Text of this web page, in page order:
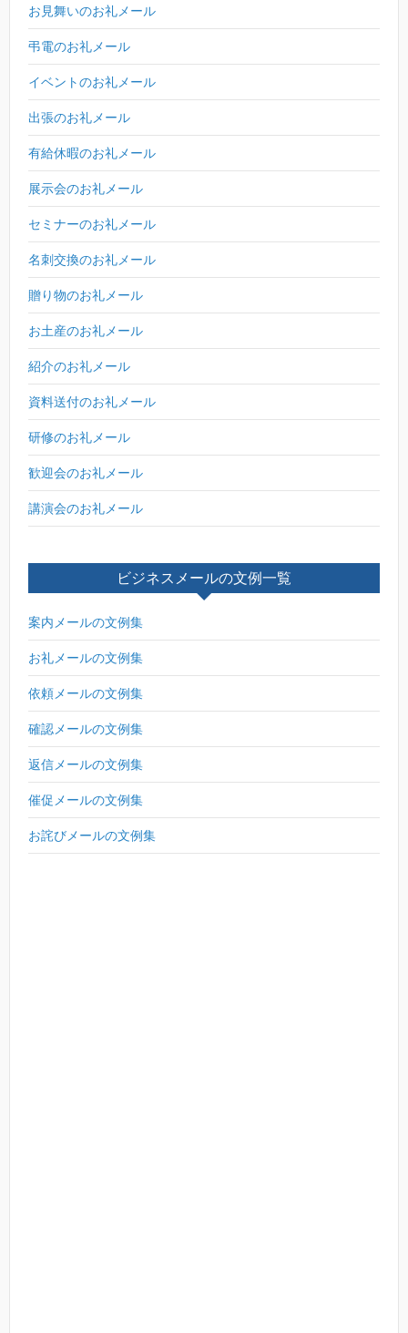
お見舞いのお礼メール
弔電のお礼メール
イベントのお礼メール
出張のお礼メール
有給休暇のお礼メール
展示会のお礼メール
セミナーのお礼メール
名刺交換のお礼メール
贈り物のお礼メール
お土産のお礼メール
紹介のお礼メール
資料送付のお礼メール
研修のお礼メール
歓迎会のお礼メール
講演会のお礼メール
ビジネスメールの文例一覧
案内メールの文例集
お礼メールの文例集
依頼メールの文例集
確認メールの文例集
返信メールの文例集
催促メールの文例集
お詫びメールの文例集